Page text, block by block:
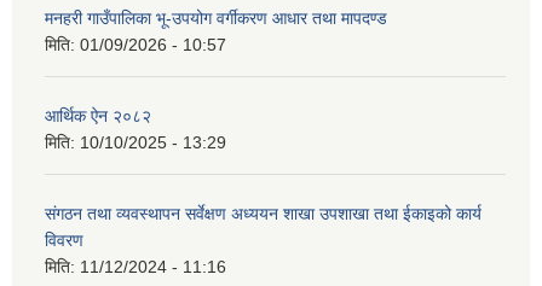
मनहरी गाउँपालिका भू-उपयोग वर्गीकरण आधार तथा मापदण्ड
मिति: 01/09/2026 - 10:57
आर्थिक ऐन २०८२
मिति: 10/10/2025 - 13:29
संगठन तथा व्यवस्थापन सर्वेक्षण अध्ययन शाखा उपशाखा तथा ईकाइको कार्य
विवरण
मिति: 11/12/2024 - 11:16